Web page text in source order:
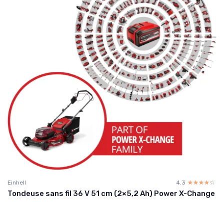
Einhell 4.3 ☆☆☆☆☆
★★★★★
Tondeuse sans fil 36 V 51 cm (2×5,2 Ah) Power X-Change